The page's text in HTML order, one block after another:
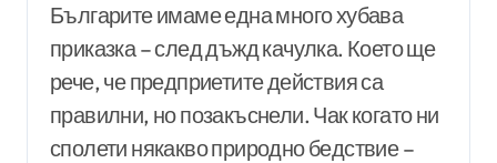
Българите имаме една много хубава
приказка – след дъжд качулка. Което ще
рече, че предприетите действия са
правилни, но позакъснели. Чак когато ни
сполети някакво природно бедствие –